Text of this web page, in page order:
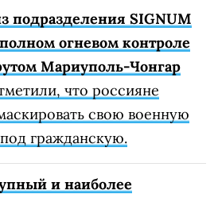
подразделения SIGNUM
огневом контроле
Мариуполь-Чонгар
что россияне
свою военную
гражданскую.
и наиболее